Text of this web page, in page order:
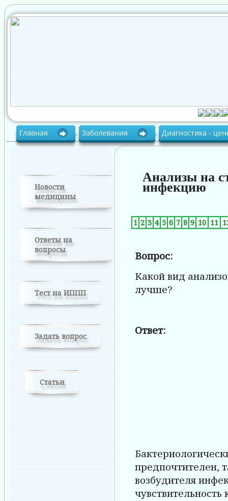
Главная . Заболевания . Диагностика -
Новости
медицины
Ответы на
вопросы
Тест на ИППП
Задать вопрос
Статьи
Анализы на
инфекцию
1 2 3 4 5 6 7 8 9 10 11
Вопрос:
Какой вид
лучше?
Ответ:
предпочтителен,
возбудителя